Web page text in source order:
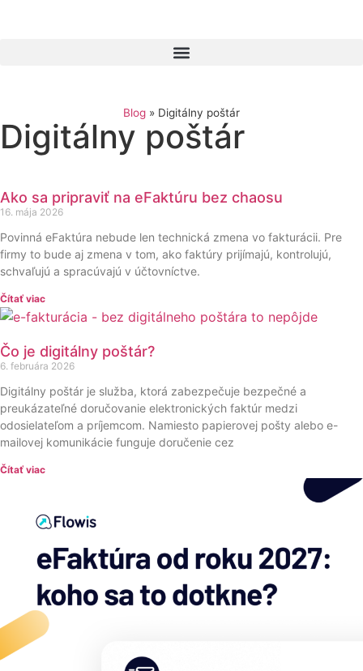
Blog » Digitálny poštár
Digitálny poštár
Ako sa pripraviť na eFaktúru bez chaosu
16. mája 2026
Povinná eFaktúra nebude len technická zmena vo fakturácii. Pre
firmy to bude aj zmena v tom, ako faktúry prijímajú, kontrolujú,
schvaľujú a spracúvajú v účtovníctve.
Čítať viac
Čo je digitálny poštár?
6. februára 2026
Digitálny poštár je služba, ktorá zabezpečuje bezpečné a
preukázateľné doručovanie elektronických faktúr medzi
odosielateľom a príjemcom. Namiesto papierovej pošty alebo e-
mailovej komunikácie funguje doručenie cez
Čítať viac